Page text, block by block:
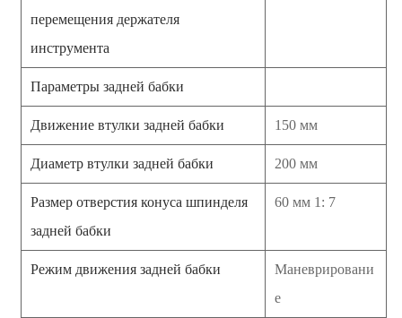
перемещения держателя
инструмента
Параметры задней бабки
Движение втулки задней бабки 150 мм
Диаметр втулки задней бабки 200 мм
Размер отверстия конуса шпинделя
задней бабки
60 мм 1: 7
Режим движения задней бабки
Маневрировани
е